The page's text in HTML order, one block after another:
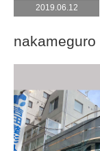
2019.06.12
nakameguro